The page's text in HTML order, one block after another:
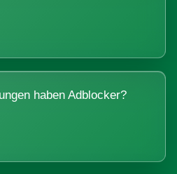
haben Adblocker?